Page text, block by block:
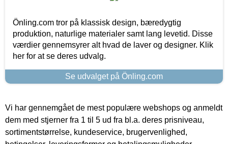
Önling.com tror på klassisk design, bæredygtig
produktion, naturlige materialer samt lang levetid. Disse
værdier gennemsyrer alt hvad de laver og designer. Klik
her for at se deres udvalg.
Se udvalget på Önling.com
Vi har gennemgået de mest populære webshops og anmeldt
dem med stjerner fra 1 til 5 ud fra bl.a. deres prisniveau,
sortimentstørrelse, kundeservice, brugervenlighed,